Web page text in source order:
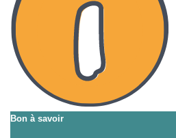
Bon à savoir